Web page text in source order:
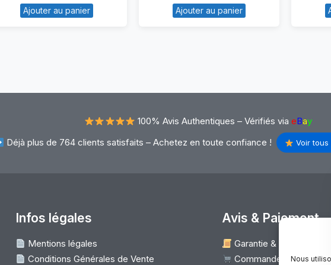
Nous
SD
Nappe
Aspire
Ajouter au panier
Connecteur
câble
(0C45987)
Ajouter au panier
100% Avis Authentiques – Vérifiés via eBay
Déjà plus de 764 clients satisfaits – Achetez en toute confiance !
Voir tous
Infos légales
Mentions légales
Conditions Générales de Vente
Avis & Paiement
Garantie & Satisfaction
Commander